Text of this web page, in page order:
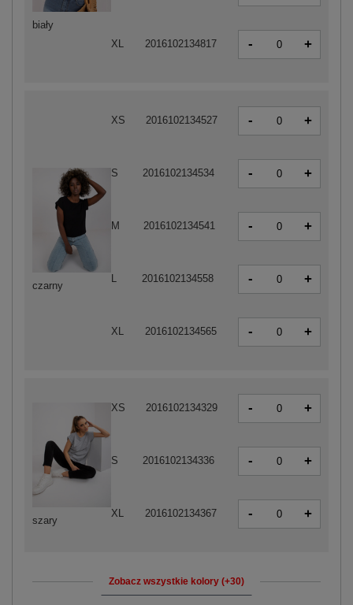
biały
XL 2016102134817 - +
czarny
XS 2016102134527 - +
S 2016102134534 - +
M 2016102134541 - +
L 2016102134558 - +
XL 2016102134565 - +
szary
XS 2016102134329 - +
S 2016102134336 - +
XL 2016102134367 - +
Zobacz wszystkie kolory (+30)